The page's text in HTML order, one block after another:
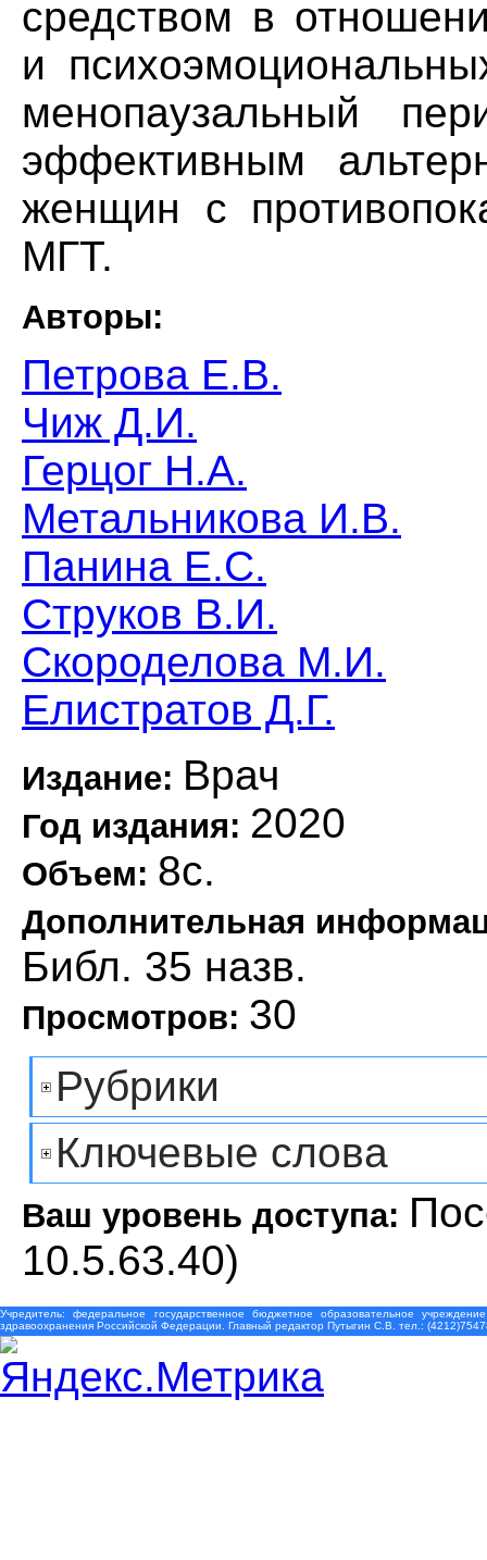
средством в
и
менопаузальный
эффективным
женщин с
МГТ.
Авторы:
Петрова Е.В.
Чиж Д.И.
Герцог Н.А.
Метальникова И.В.
Панина Е.С.
Струков В.И.
Скороделова М.И.
Елистратов Д.Г.
Издание: Врач
Год издания: 2020
Объем: 8с.
Дополнительная
Библ. 35 назв.
Просмотров: 30
Рубрики
Ключевые слова
Ваш уровень доступа:
10.5.63.40)
Учредитель: федеральное государственное бюджетное образовательное
здравоохранения Российской Федерации. Главный редактор Путыгин С.В. тел.: